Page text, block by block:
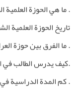
. ما هي الحوزة العلمية
تاريخ الحوزة العلمية
. ما الفرق بين حوزة
.كيف يدرس الطالب في
. كم المدة الدراسية